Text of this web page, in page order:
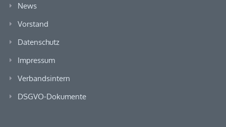
News
Vorstand
Datenschutz
Impressum
Verbandsintern
DSGVO-Dokumente